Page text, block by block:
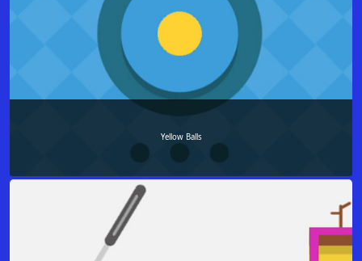
Yellow Balls